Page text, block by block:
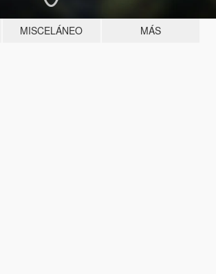
MISCELÁNEO MÁS